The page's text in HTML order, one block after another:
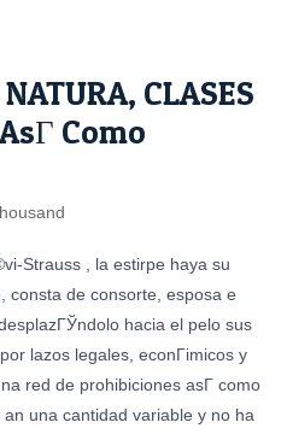
CLASES
Como
Strauss , la estirpe haya su
consta de consorte, esposa e
hacia el pelo sus
lazos legales, econГіmicos y
red de prohibiciones asГ­ como
una cantidad variable y no ha